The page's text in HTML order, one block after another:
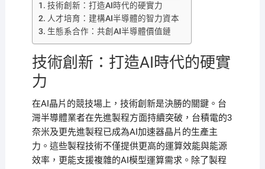
技術創新：打造AI時代的硬實力
人才培育：建構AI半導體的智力資本
生態系合作：共創AI半導體價值鏈
技術創新：打造AI時代的硬實
力
在AI晶片的競技場上，技術創新是決勝的關鍵。台
灣半導體業者在先進製程方面持續突破，台積電的3
奈米及更先進製程已成為AI加速器晶片的生產主
力。這些製程技術不僅提供更高的運算效能與能源
效率，更能支援複雜的AI模型運算需求。除了製程